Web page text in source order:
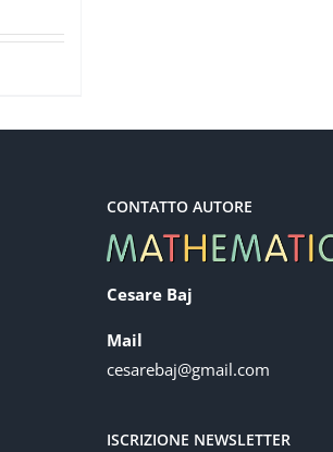
CONTATTO AUTORE
Cesare Baj
Mail
cesarebaj@gmail.com
ISCRIZIONE NEWSLETTER